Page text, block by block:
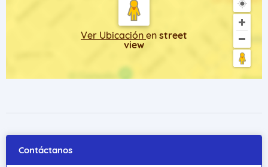
Ver Ubicación en street
view
Contáctanos